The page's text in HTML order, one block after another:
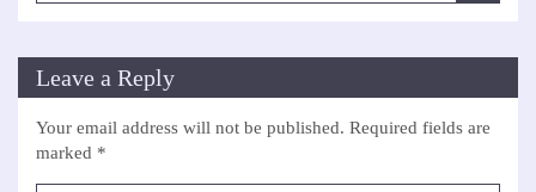
Leave a Reply
Your email address will not be published. Required fields are
marked *